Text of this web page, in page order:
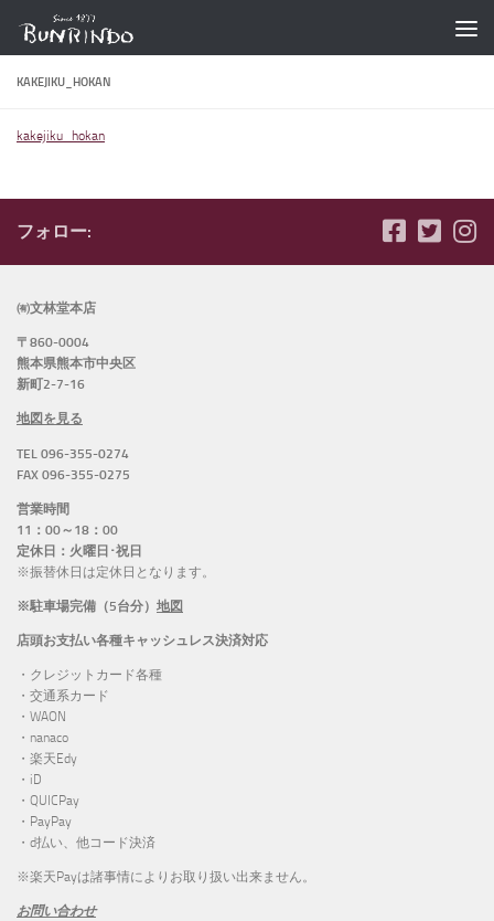
コンテンツへスキップ
KAKEJIKU_HOKAN
kakejiku_hokan
フォロー:
㈲文林堂本店
〒860-0004
熊本県熊本市中央区
新町2-7-16
地図を見る
TEL 096-355-0274
FAX 096-355-0275
営業時間
11：00～18：00
定休日：火曜日･祝日
※振替休日は定休日となります。
※駐車場完備（5台分） 地図
店頭お支払い各種キャッシュレス決済対応
・クレジットカード各種
・交通系カード
・WAON
・nanaco
・楽天Edy
・iD
・QUICPay
・PayPay
・d払い、他コード決済
※楽天Payは諸事情によりお取り扱い出来ません。
お問い合わせ